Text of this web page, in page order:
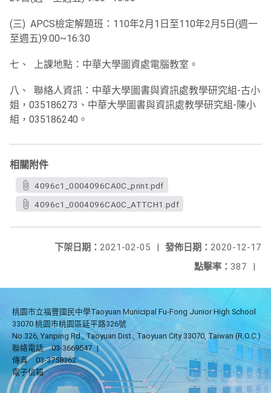
(三) APCS檢定解題班：110年2月1日至110年2月5日(週一
至週五)9:00~16:30
七、 上課地點：中華大學圖資處電腦教室。
八、 聯絡人資訊：中華大學圖書與資訊處教學研究組-古小
姐， 035186273、中華大學圖書與資訊處教學研究組-陳小
組， 035186240。
相關附件
4096c1_0004096CA0C_print.pdf
4096c1_0004096CA0C_ATTCH1.pdf
發佈日期： 2020-12-17
下架日期： 2021-02-05
|
點擊率： 387 |
桃園市立福豐國民中學Taoyuan Municipal Fu-Fong Junior High School
33070 桃園市桃園區延平路326號
No.326, Yanping Rd., Taoyuan Dist., Taoyuan City 33070, Taiwan (R.O.C.)
聯絡電話
03-3669547 |
傳真
03-3758362
電子信箱